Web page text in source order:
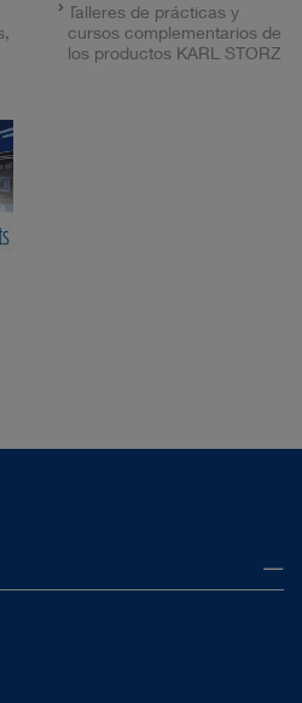
Talleres de prácticas y
cursos complementarios de
los productos KARL STORZ